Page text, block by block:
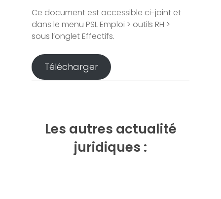
Ce document est accessible ci-joint et
dans le menu PSL Emploi > outils RH >
sous l’onglet Effectifs.
Télécharger
Les autres actualité
juridiques :